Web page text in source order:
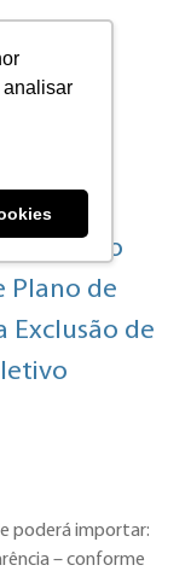
analisar
do
Plano de
Exclusão de
poderá importar:
– conforme